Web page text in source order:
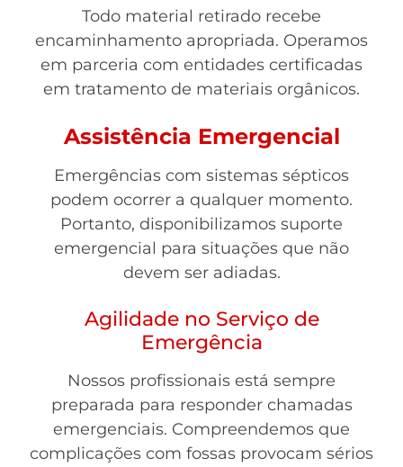
Todo material retirado recebe
encaminhamento apropriada. Operamos
em parceria com entidades certificadas
em tratamento de materiais orgânicos.
Assistência Emergencial
Emergências com sistemas sépticos
podem ocorrer a qualquer momento.
Portanto, disponibilizamos suporte
emergencial para situações que não
devem ser adiadas.
Agilidade no Serviço de
Emergência
Nossos profissionais está sempre
preparada para responder chamadas
emergenciais. Compreendemos que
complicações com fossas provocam sérios